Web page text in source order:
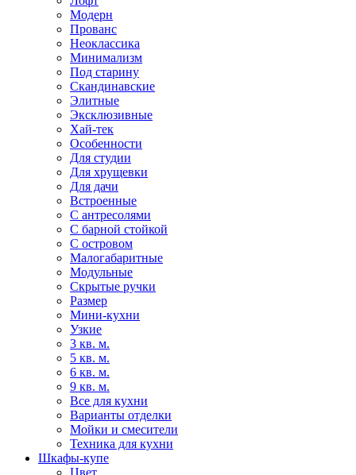
Модерн
Прованс
Неоклассика
Минимализм
Под старину
Скандинавские
Элитные
Эксклюзивные
Хай-тек
Особенности
Для студии
Для хрущевки
Для дачи
Встроенные
С антресолями
С барной стойкой
С островом
Малогабаритные
Модульные
Скрытые ручки
Размер
Мини-кухни
Узкие
3 кв. м.
5 кв. м.
6 кв. м.
9 кв. м.
Все для кухни
Варианты отделки
Мойки и смесители
Техника для кухни
Шкафы-купе
Цвет